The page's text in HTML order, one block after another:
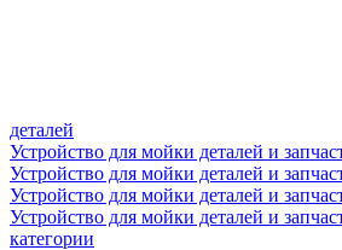
деталей
Устройство для мойки деталей и
Устройство для мойки деталей и
Устройство для мойки деталей и
Устройство для мойки деталей и
категории